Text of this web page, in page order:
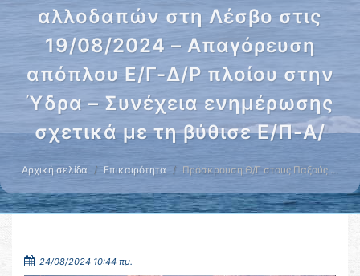
αλλοδαπών στη Λέσβο στις
19/08/2024 – Απαγόρευση
απόπλου Ε/Γ-Δ/Ρ πλοίου στην
Ύδρα – Συνέχεια ενημέρωσης
σχετικά με τη βύθισε Ε/Π-Α/
Αρχική σελίδα Επικαιρότητα Πρόσκρουση Θ/Γ στους Παξούς …
24/08/2024 10:44 πμ.